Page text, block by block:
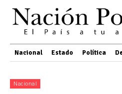
Nacional Estado Política
Nacional